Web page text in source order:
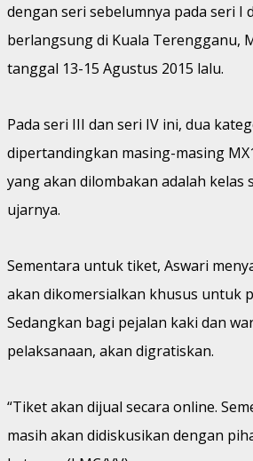
dengan seri sebelumnya pada seri I
berlangsung di Kuala Terengganu,
tanggal 13-15 Agustus 2015 lalu.
Pada seri III dan seri IV ini, dua
dipertandingkan masing-masing
yang akan dilombakan adalah kelas
ujarnya.
Sementara untuk tiket, Aswari
akan dikomersialkan khusus untuk
Sedangkan bagi pejalan kaki dan
pelaksanaan, akan digratiskan.
“Tiket akan dijual secara online.
masih akan didiskusikan dengan